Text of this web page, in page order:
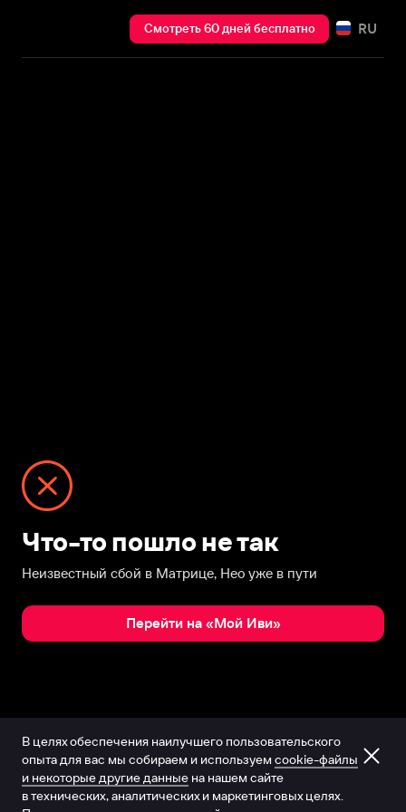
Смотреть 60 дней бесплатно RU
Что-то пошло не так
Неизвестный сбой в Матрице, Нео уже в пути
Перейти на «Мой Иви»
В целях обеспечения наилучшего пользовательского
опыта для вас мы собираем и используем cookie-файлы
и некоторые другие данные на нашем сайте
в технических, аналитических и маркетинговых целях.